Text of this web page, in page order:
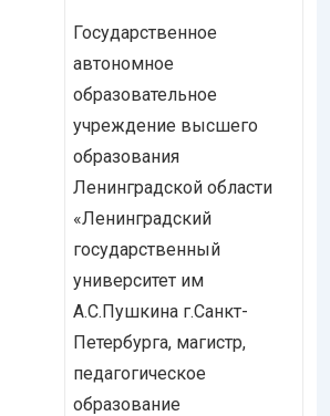
Государственное
автономное
образовательное
учреждение высшего
образования
Ленинградской области
«Ленинградский
государственный
университет им
А.С.Пушкина г.Санкт-
Петербурга, магистр,
педагогическое
образование